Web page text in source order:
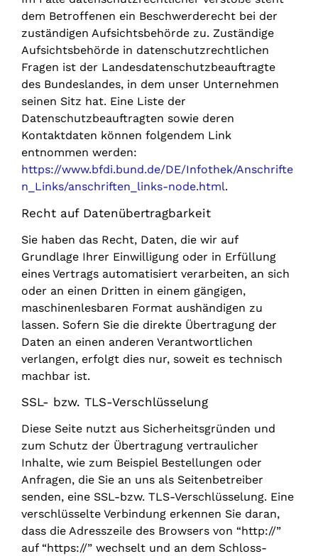
dem Betroffenen ein Beschwerderecht bei der
zuständigen Aufsichtsbehörde zu. Zuständige
Aufsichtsbehörde in datenschutzrechtlichen
Fragen ist der Landesdatenschutzbeauftragte
des Bundeslandes, in dem unser Unternehmen
seinen Sitz hat. Eine Liste der
Datenschutzbeauftragten sowie deren
Kontaktdaten können folgendem Link
entnommen werden:
https://www.bfdi.bund.de/DE/Infothek/Anschrifte
n_Links/anschriften_links-node.html.
Recht auf Datenübertragbarkeit
Sie haben das Recht, Daten, die wir auf
Grundlage Ihrer Einwilligung oder in Erfüllung
eines Vertrags automatisiert verarbeiten, an sich
oder an einen Dritten in einem gängigen,
maschinenlesbaren Format aushändigen zu
lassen. Sofern Sie die direkte Übertragung der
Daten an einen anderen Verantwortlichen
verlangen, erfolgt dies nur, soweit es technisch
machbar ist.
SSL- bzw. TLS-Verschlüsselung
Diese Seite nutzt aus Sicherheitsgründen und
zum Schutz der Übertragung vertraulicher
Inhalte, wie zum Beispiel Bestellungen oder
Anfragen, die Sie an uns als Seitenbetreiber
senden, eine SSL-bzw. TLS-Verschlüsselung. Eine
verschlüsselte Verbindung erkennen Sie daran,
dass die Adresszeile des Browsers von “http://”
auf “https://” wechselt und an dem Schloss-